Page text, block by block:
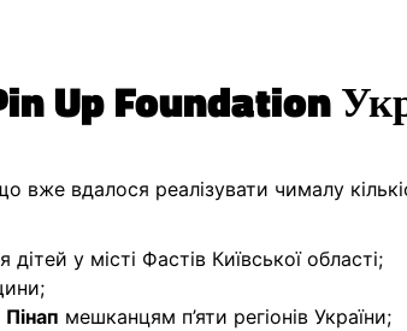
Up Foundation
вже вдалося реалізувати чималу
у місті Фастів Київської області;
Пінап мешканцям п’яти регіонів України;